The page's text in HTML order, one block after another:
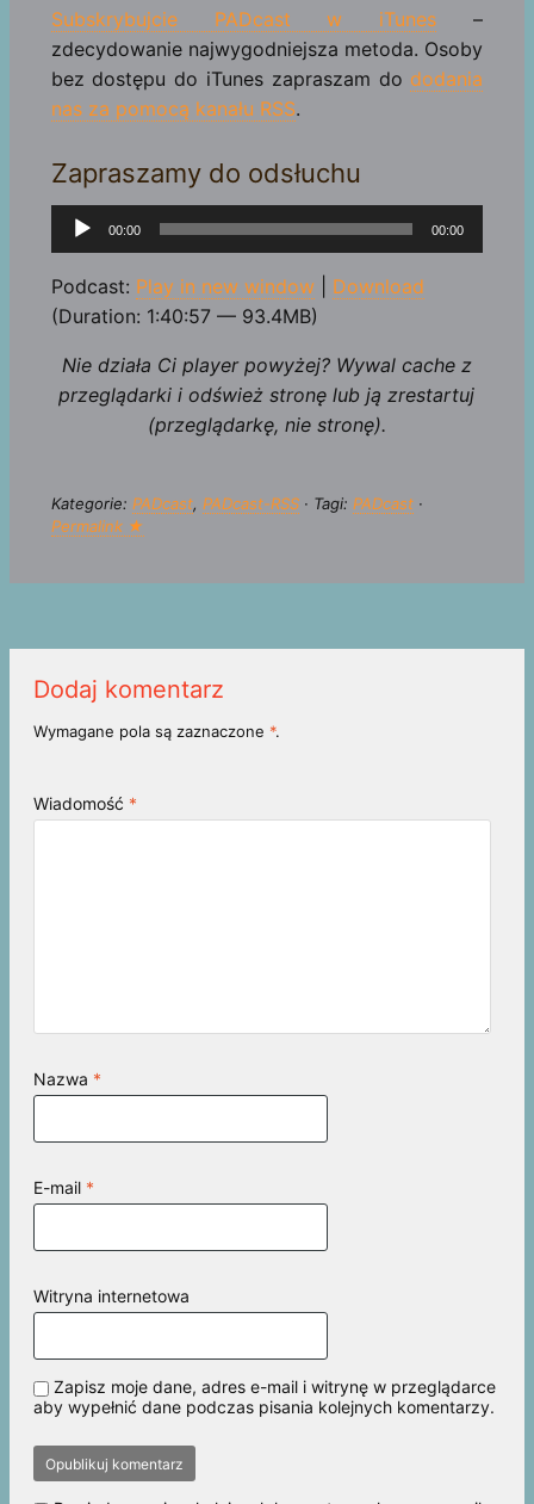
Subskrybujcie PADcast w iTunes –
zdecydowanie najwygodniejsza metoda. Osoby
bez dostępu do iTunes zapraszam do dodania
nas za pomocą kanału RSS.
Zapraszamy do odsłuchu
Odtwarzacz
plików
dźwiękowych
00:00 00:00
Podcast: Play in new window| Download
(Duration: 1:40:57 — 93.4MB)
Nie działa Ci player powyżej? Wywal cache z
przeglądarki i odśwież stronę lub ją zrestartuj
(przeglądarkę, nie stronę).
Kategorie: PADcast, PADcast-RSS· Tagi: PADcast·
Permalink ★
Dodaj komentarz
Wymagane pola są zaznaczone *.
Wiadomość *
Nazwa *
E-mail *
Witryna internetowa
Zapisz moje dane, adres e-mail i witrynę w przeglądarce
aby wypełnić dane podczas pisania kolejnych komentarzy.